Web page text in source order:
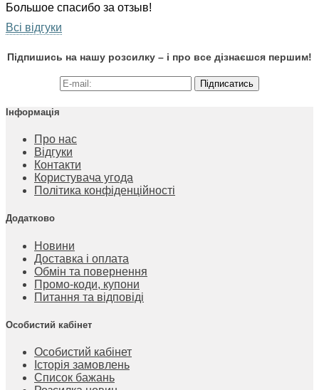
Большое спасибо за отзыв!
Всі відгуки
Підпишись на нашу розсилку – і про все дізнаєшся першим!
Підписатись
Інформація
Про нас
Відгуки
Контакти
Користувача угода
Політика конфіденційності
Додатково
Новини
Доставка і оплата
Обмін та повернення
Промо-коди, купони
Питання та відповіді
Особистий кабінет
Особистий кабінет
Історія замовлень
Список бажань